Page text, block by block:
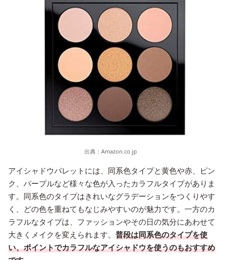
出典： Amazon.co.jp
アイシャドウパレットには、同系色タイプと黄色や赤、ピン
ク、パープルなど様々な色が入ったカラフルタイプがありま
す。同系色のタイプはきれいなグラデーションをつくりやす
く、どの色を重ねてもなじみやすいのが魅力です。一方のカ
ラフルなタイプは、ファッションやその日の気分にあわせて
大きくメイクを変えられます。 普段は同系色のタイプを使
い、ポイントでカラフルなアイシャドウを使うのもおすすめ